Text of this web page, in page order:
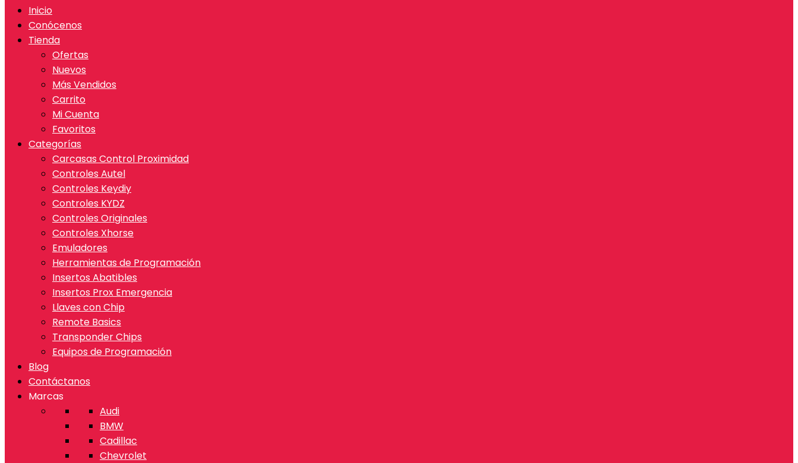
Inicio
Conócenos
Tienda
Ofertas
Nuevos
Más Vendidos
Carrito
Mi Cuenta
Favoritos
Categorías
Carcasas Control Proximidad
Controles Autel
Controles Keydiy
Controles KYDZ
Controles Originales
Controles Xhorse
Emuladores
Herramientas de Programación
Insertos Abatibles
Insertos Prox Emergencia
Llaves con Chip
Remote Basics
Transponder Chips
Equipos de Programación
Blog
Contáctanos
Marcas
Audi
BMW
Cadillac
Chevrolet